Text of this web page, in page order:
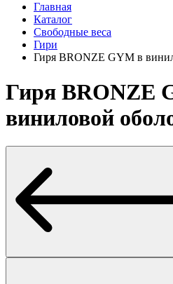
Главная
Каталог
Свободные веса
Гири
Гиря BRONZE GYM в
Гиря BRONZE
виниловой